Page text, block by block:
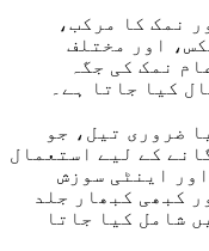
نمک کا مرکب،
اور مختلف
نمک کی جگہ
کیا جاتا ہے۔
ضروری تیل، جو
کے لیے استعمال
اینٹی سوزش
کبھی کبھار جلد
شامل کیا جاتا